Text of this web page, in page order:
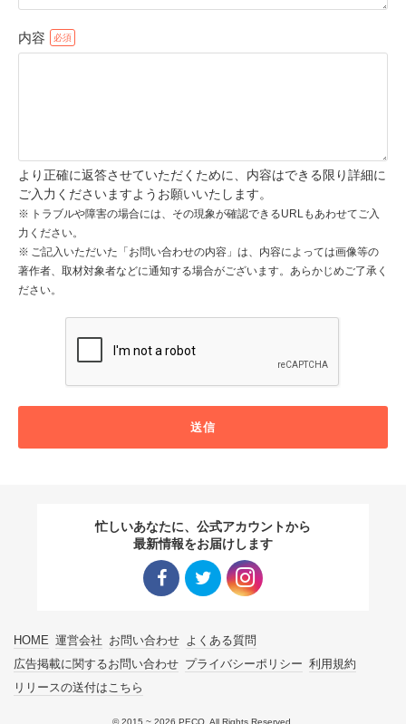
内容
より正確に返答させていただくために、内容はできる限り詳細に
ご入力くださいますようお願いいたします。
トラブルや障害の場合には、その現象が確認できるURLもあわせてご入
力ください。
ご記入いただいた「お問い合わせの内容」は、内容によっては画像等の
著作者、取材対象者などに通知する場合がございます。あらかじめご了承く
ださい。
送信
忙しいあなたに、公式アカウントから
最新情報をお届けします
HOME 運営会社 お問い合わせ よくある質問
広告掲載に関するお問い合わせ プライバシーポリシー 利用規約
リリースの送付はこちら
© 2015 ~ 2026 PECO. All Rights Reserved.